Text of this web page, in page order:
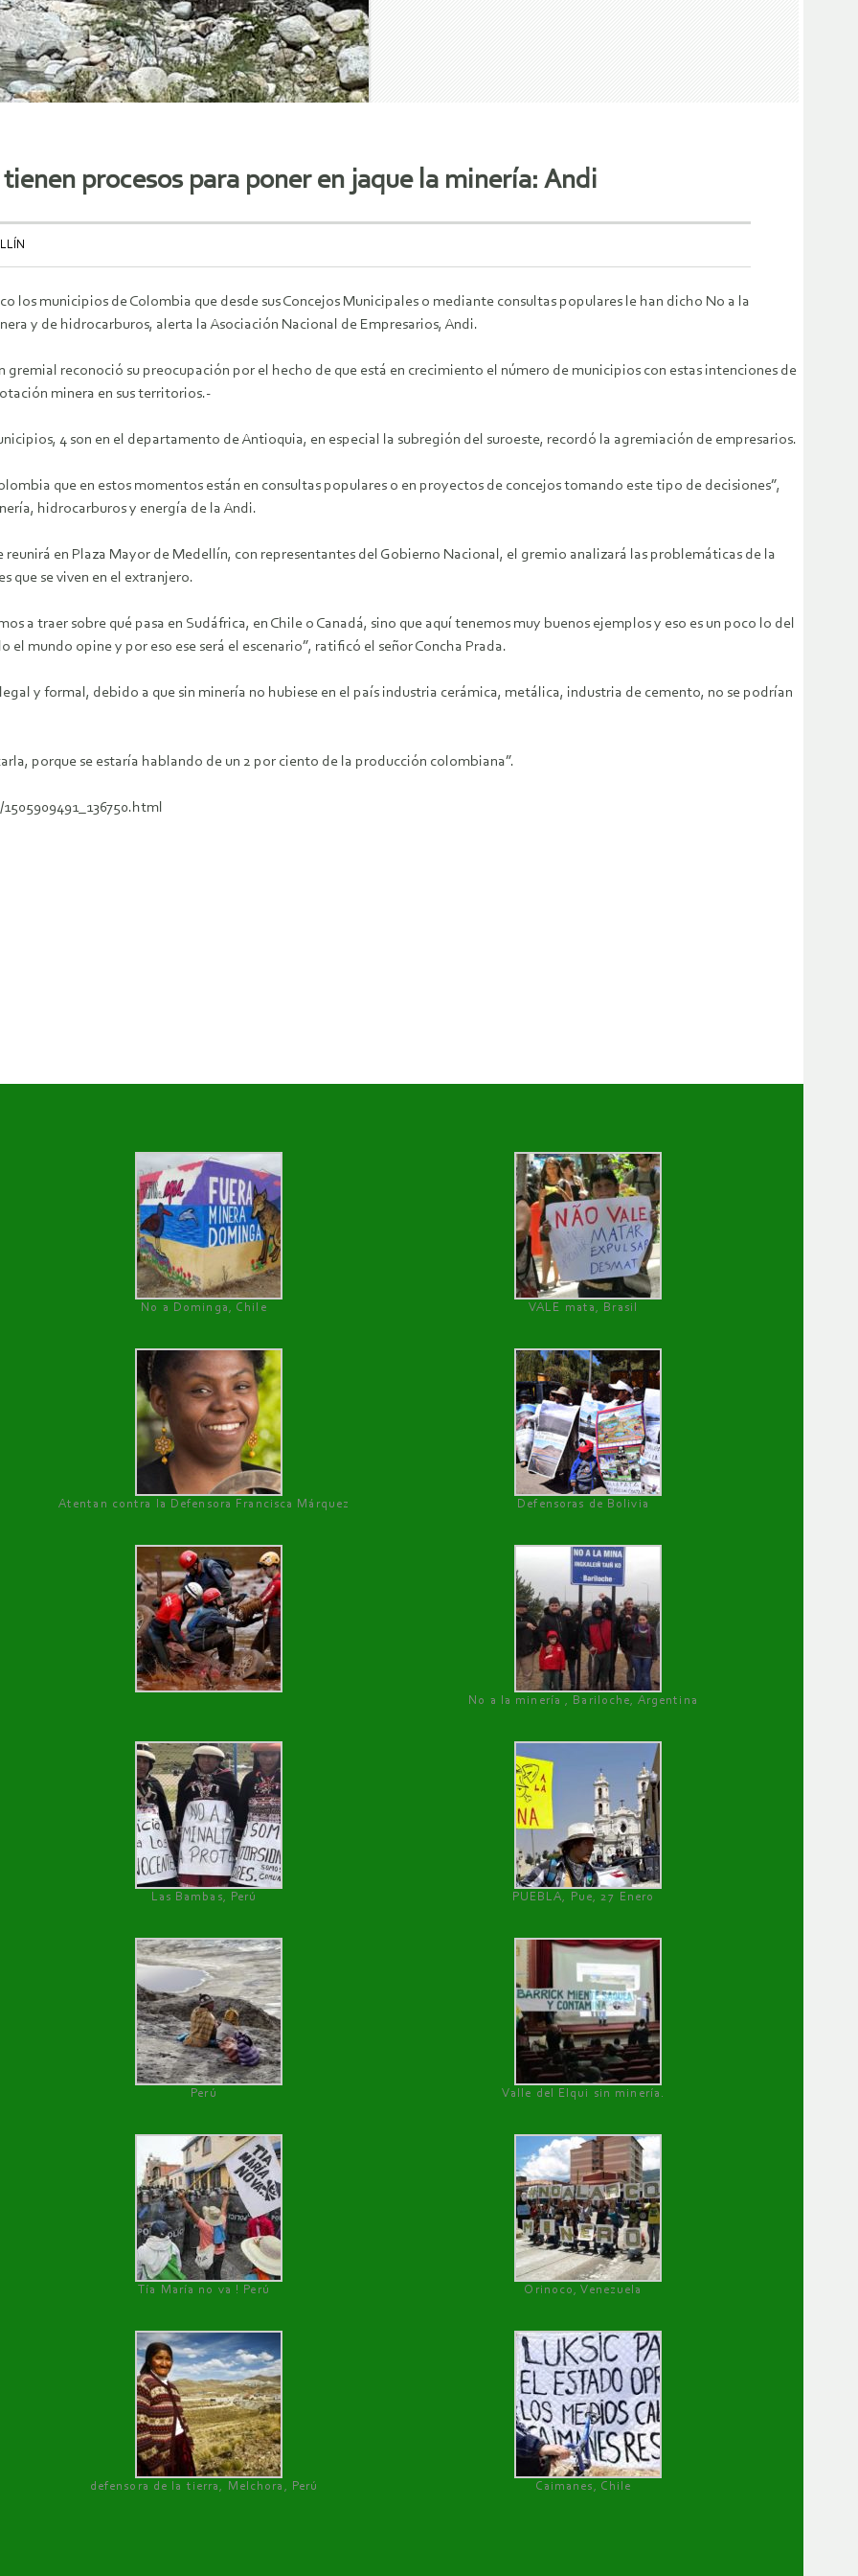
procesos para poner en jaque la minería: Andi
los municipios de Colombia que desde sus Concejos Municipales o mediante consultas populares le han dicho No a la
y de hidrocarburos, alerta la Asociación Nacional de Empresarios, Andi.
gremial reconoció su preocupación por el hecho de que está en crecimiento el número de municipios con estas intenciones de
minera en sus territorios.-
4 son en el departamento de Antioquia, en especial la subregión del suroeste, recordó la agremiación de empresarios.
que en estos momentos están en consultas populares o en proyectos de concejos tomando este tipo de decisiones”,
hidrocarburos y energía de la Andi.
en Plaza Mayor de Medellín, con representantes del Gobierno Nacional, el gremio analizará las problemáticas de la
que se viven en el extranjero.
a traer sobre qué pasa en Sudáfrica, en Chile o Canadá, sino que aquí tenemos muy buenos ejemplos y eso es un poco lo del
mundo opine y por eso ese será el escenario”, ratificó el señor Concha Prada.
y formal, debido a que sin minería no hubiese en el país industria cerámica, metálica, industria de cemento, no se podrían
porque se estaría hablando de un 2 por ciento de la producción colombiana”.
No a Dominga, Chile
VALE mata, Brasil
Atentan contra la Defensora Francisca Márquez Defensoras de Bolivia
No a la minería , Bariloche, Argentina
Las Bambas, Perú PUEBLA, Pue, 27 Enero
Perú Valle del Elqui sin minería.
Tía María no va ! Perú Orinoco, Venezuela
defensora de la tierra, Melchora, Perú Caimanes, Chile